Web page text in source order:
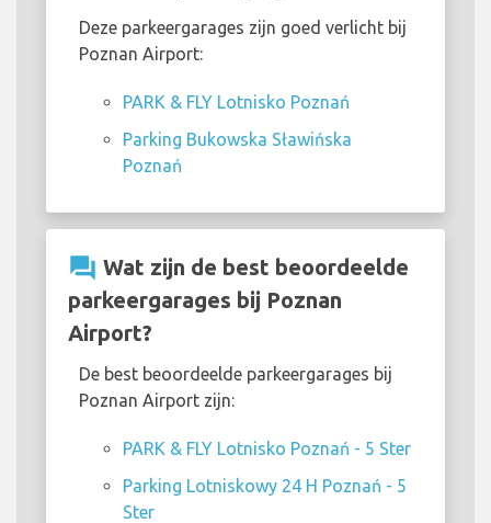
Deze parkeergarages zijn goed verlicht bij
Poznan Airport:
PARK & FLY Lotnisko Poznań
Parking Bukowska Sławińska
Poznań
question_answer Wat zijn de best beoordeelde
parkeergarages bij Poznan
Airport?
De best beoordeelde parkeergarages bij
Poznan Airport zijn:
PARK & FLY Lotnisko Poznań - 5 Ster
Parking Lotniskowy 24 H Poznań - 5
Ster